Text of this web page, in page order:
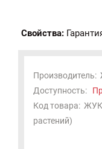
Свойства:
Производитель:
Доступность:
Код товара: ЖУК
растений)